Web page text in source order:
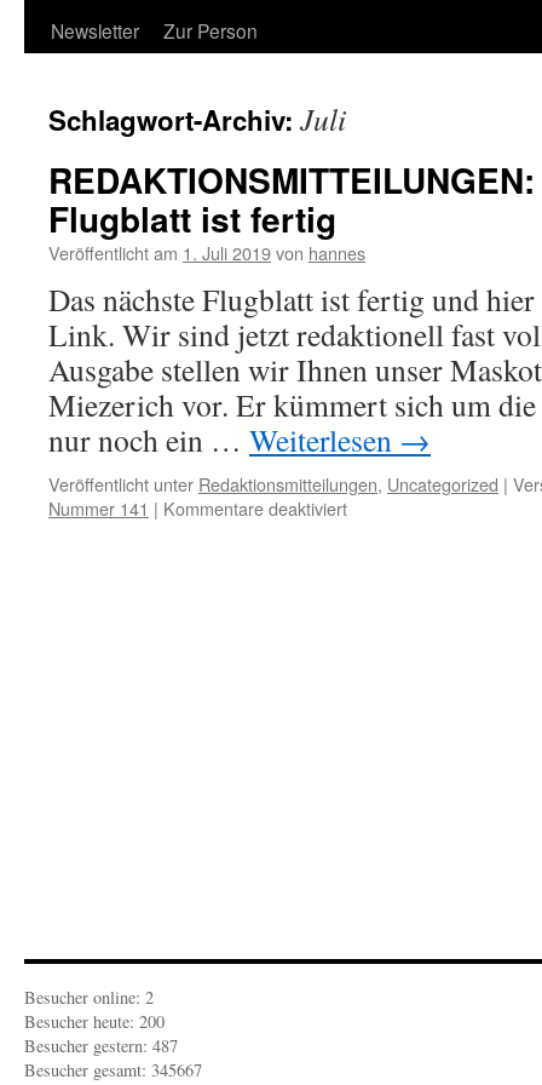
Newsletter
Zur Person
Schlagwort-Archiv: Juli
Flugblatt ist fertig
Veröffentlicht am 1. Juli 2019von hannes
Das nächste Flugblatt ist fertig und
Link. Wir sind jetzt redaktionell fast
Ausgabe stellen wir Ihnen unser
Miezerich vor. Er kümmert sich um die
nur noch ein … Weiterlesen →
Veröffentlicht unter Redaktionsmitteilungen, Uncategorized |
Nummer 141 | Kommentare deaktiviertfür
Besucher online: 2
Besucher heute: 200
Besucher gestern: 487
Besucher gesamt: 345667